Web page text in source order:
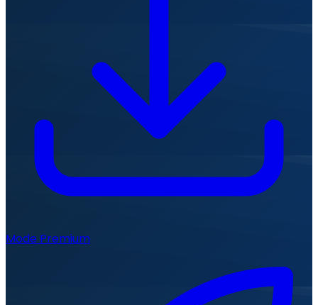
Mode Premium